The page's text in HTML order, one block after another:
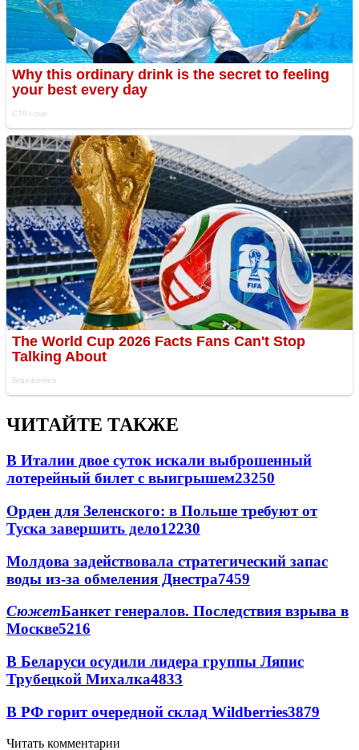
ЧИТАЙТЕ ТАКЖЕ
В Италии двое суток искали выброшенный
лотерейный билет с выигрышем23250
Орден для Зеленского: в Польше требуют от
Туска завершить дело12230
Молдова задействовала стратегический запас
воды из-за обмеления Днестра7459
СюжетБанкет генералов. Последствия взрыва в
Москве5216
В Беларуси осудили лидера группы Ляпис
Трубецкой Михалка4833
В РФ горит очередной склад Wildberries3879
Читать комментарии